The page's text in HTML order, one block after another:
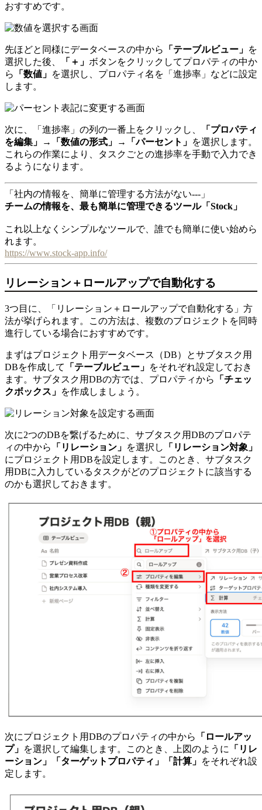
おすすめです。
先ほどと同様にデータベースの中から 「テーブルビュー」 を
選択した後、
「＋」 ボタンをクリックしてプロパティの中か
ら
「数値」 を選択し、プロパティ名を「進捗率」などに設定
します。
次に、「進捗率」の列の一番上をクリックし、
「プロパティ
を編集」→「数値の形式」→「パーセント」 を選択します。
これらの作業により、タスクごとの進捗率を手動で入力でき
るようになります。
「社内の情報を、簡単に管理する方法がない---」
チームの情報を、最も簡単に管理できるツール「Stock」
これ以上なくシンプルなツールで、誰でも簡単に使い始めら
れます。
https://www.stock-app.info/
リレーション＋ロールアップで自動化する
3つ目に、「リレーション＋ロールアップで自動化する」方
法が挙げられます。この方法は、複数のプロジェクトを同時
進行している場合におすすめです。
まずはプロジェクト用データベース（DB）とサブタスク用
DBを作成して
「テーブルビュー」 をそれぞれ設定しておき
ます。サブタスク用DBの方では、プロパティから
「チェッ
クボックス」 を作成しましょう。
次に2つのDBを繋げるために、サブタスク用DBのプロパテ
ィの中から
「リレーション」 を選択し
「リレーション対象」
にプロジェクト用DBを設定します。このとき、サブタスク
用DBに入力しているタスクがどのプロジェクトに該当する
のかも選択しておきます。
次にプロジェクト用DBのプロパティの中から
「ロールアッ
プ」 を選択して編集します。このとき、上図のように
「リレ
ーション」「ターゲットプロパティ」「計算」 をそれぞれ設
定します。